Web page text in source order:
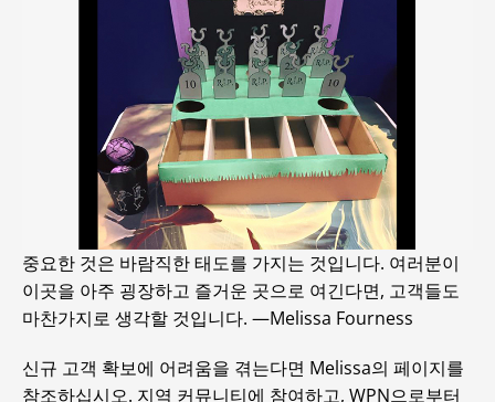
중요한 것은 바람직한 태도를 가지는 것입니다. 여러분이
이곳을 아주 굉장하고 즐거운 곳으로 여긴다면, 고객들도
마찬가지로 생각할 것입니다. —Melissa Fourness
신규 고객 확보에 어려움을 겪는다면 Melissa의 페이지를
참조하십시오. 지역 커뮤니티에 참여하고, WPN으로부터